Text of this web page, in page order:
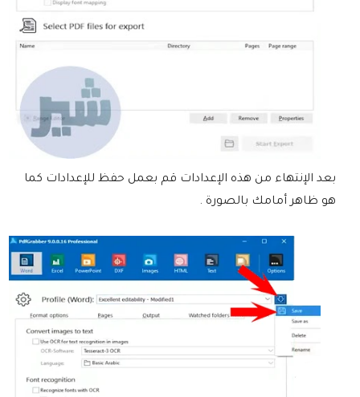
بعد الإنتهاء من هذه الإعدادات قم بعمل حفظ للإعدادات كما
هو ظاهر أمامك بالصورة .